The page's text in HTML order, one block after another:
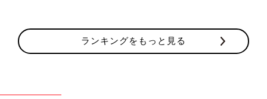
【文・林麻子】
0歳
・8歳・2歳の子どもを持つママスタイリスト。
プロにスタイリングしてもらえるファッションレンタルサービス
活かし、
ランキングをもっと見る